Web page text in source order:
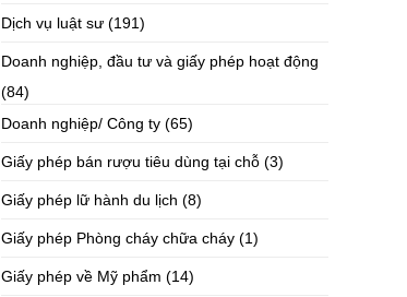
Dịch vụ luật sư (191)
Doanh nghiệp, đầu tư và giấy phép hoạt động
(84)
Doanh nghiệp/ Công ty (65)
Giấy phép bán rượu tiêu dùng tại chỗ (3)
Giấy phép lữ hành du lịch (8)
Giấy phép Phòng cháy chữa cháy (1)
Giấy phép về Mỹ phẩm (14)